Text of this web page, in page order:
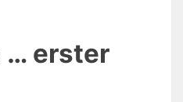
… erster